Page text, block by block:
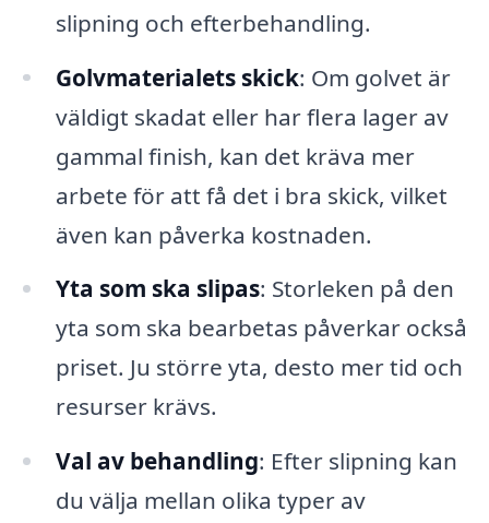
slipning och efterbehandling.
Golvmaterialets skick: Om golvet är
väldigt skadat eller har flera lager av
gammal finish, kan det kräva mer
arbete för att få det i bra skick, vilket
även kan påverka kostnaden.
Yta som ska slipas: Storleken på den
yta som ska bearbetas påverkar också
priset. Ju större yta, desto mer tid och
resurser krävs.
Val av behandling: Efter slipning kan
du välja mellan olika typer av